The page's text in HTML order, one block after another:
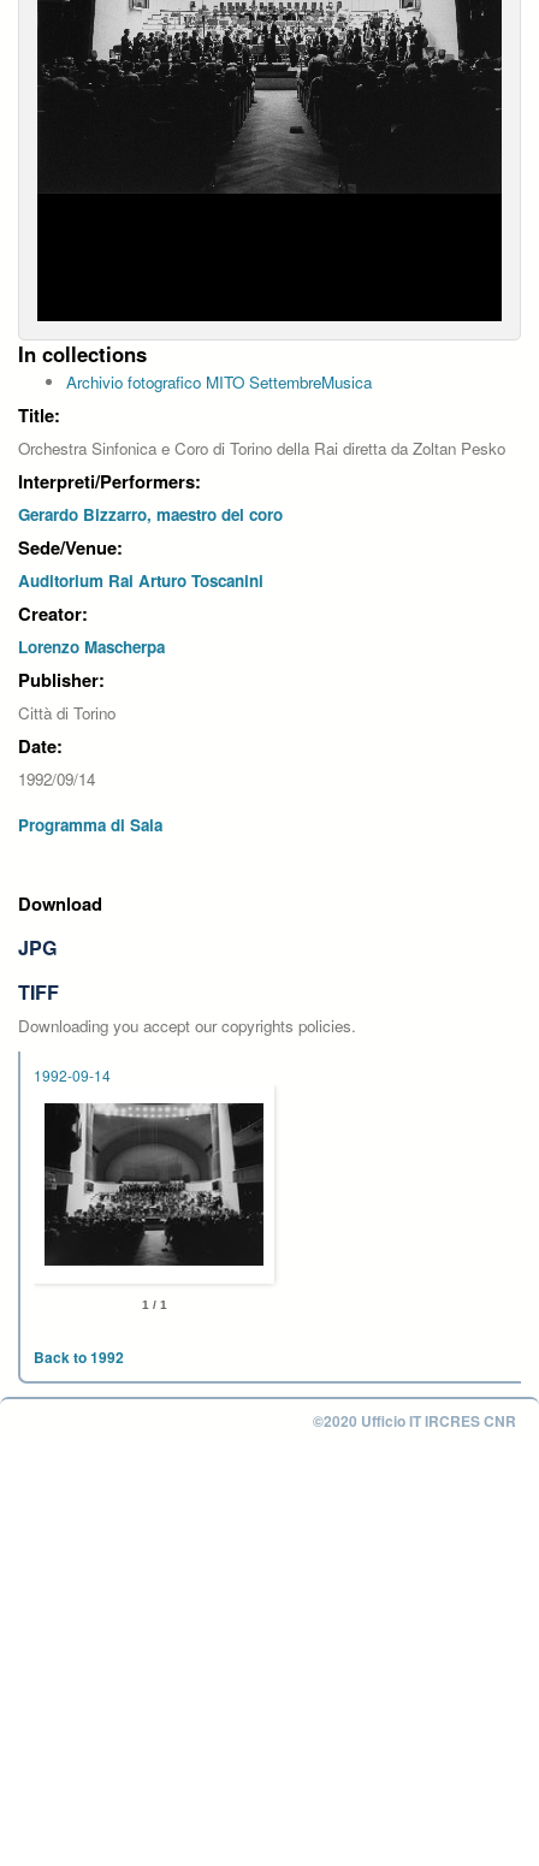
In collections
Archivio fotografico MITO SettembreMusica
Title:
Orchestra Sinfonica e Coro di Torino della Rai diretta da Zoltan Pesko
Interpreti/Performers:
Gerardo Bizzarro, maestro del coro
Sede/Venue:
Auditorium Rai Arturo Toscanini
Creator:
Lorenzo Mascherpa
Publisher:
Città di Torino
Date:
1992/09/14
Programma di Sala
Download
JPG
TIFF
Downloading you accept our copyrights policies.
1992-09-14
1 / 1
Back to 1992
©2020 Ufficio IT IRCRES CNR